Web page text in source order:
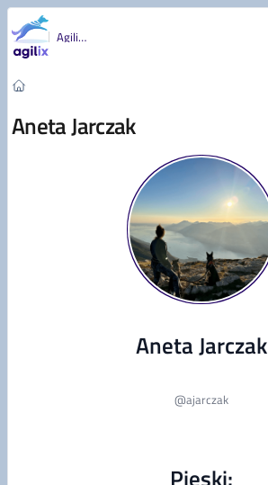
Przejdź do treści
Agility
Aneta Jarczak
Aneta Jarczak
@ajarczak